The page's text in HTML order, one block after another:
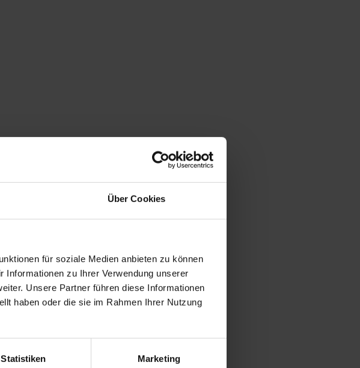
Über Cookies
für soziale Medien anbieten zu können
Informationen zu Ihrer Verwendung unserer
Unsere Partner führen diese Informationen
haben oder die sie im Rahmen Ihrer Nutzung
Statistiken Marketing